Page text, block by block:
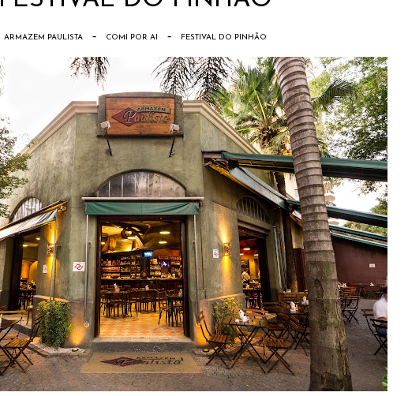
ARMAZEM PAULISTA - COMI POR AI - FESTIVAL DO PINHÃO